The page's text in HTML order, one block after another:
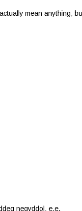
mean anything,
negyddol, e.e.